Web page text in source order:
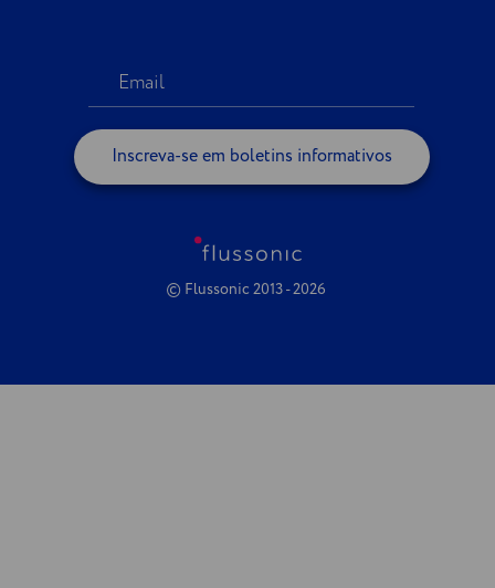
Inscreva-se em boletins informativos
© Flussonic 2013 - 2026